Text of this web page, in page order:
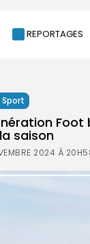
REPORTAGES
Sport
saison
2024 À